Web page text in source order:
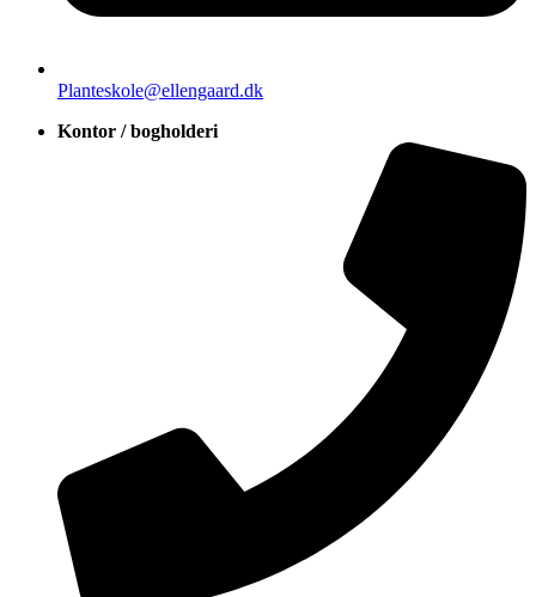
Planteskole@ellengaard.dk
Kontor / bogholderi